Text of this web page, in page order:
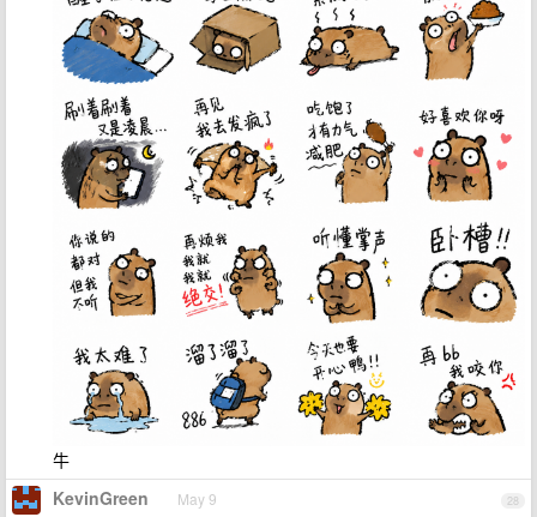
牛
28
KevinGreen May 9